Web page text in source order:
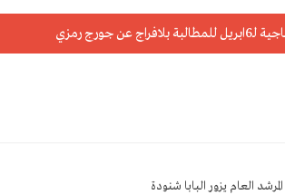
المرشد العام يزور البابا شنودة